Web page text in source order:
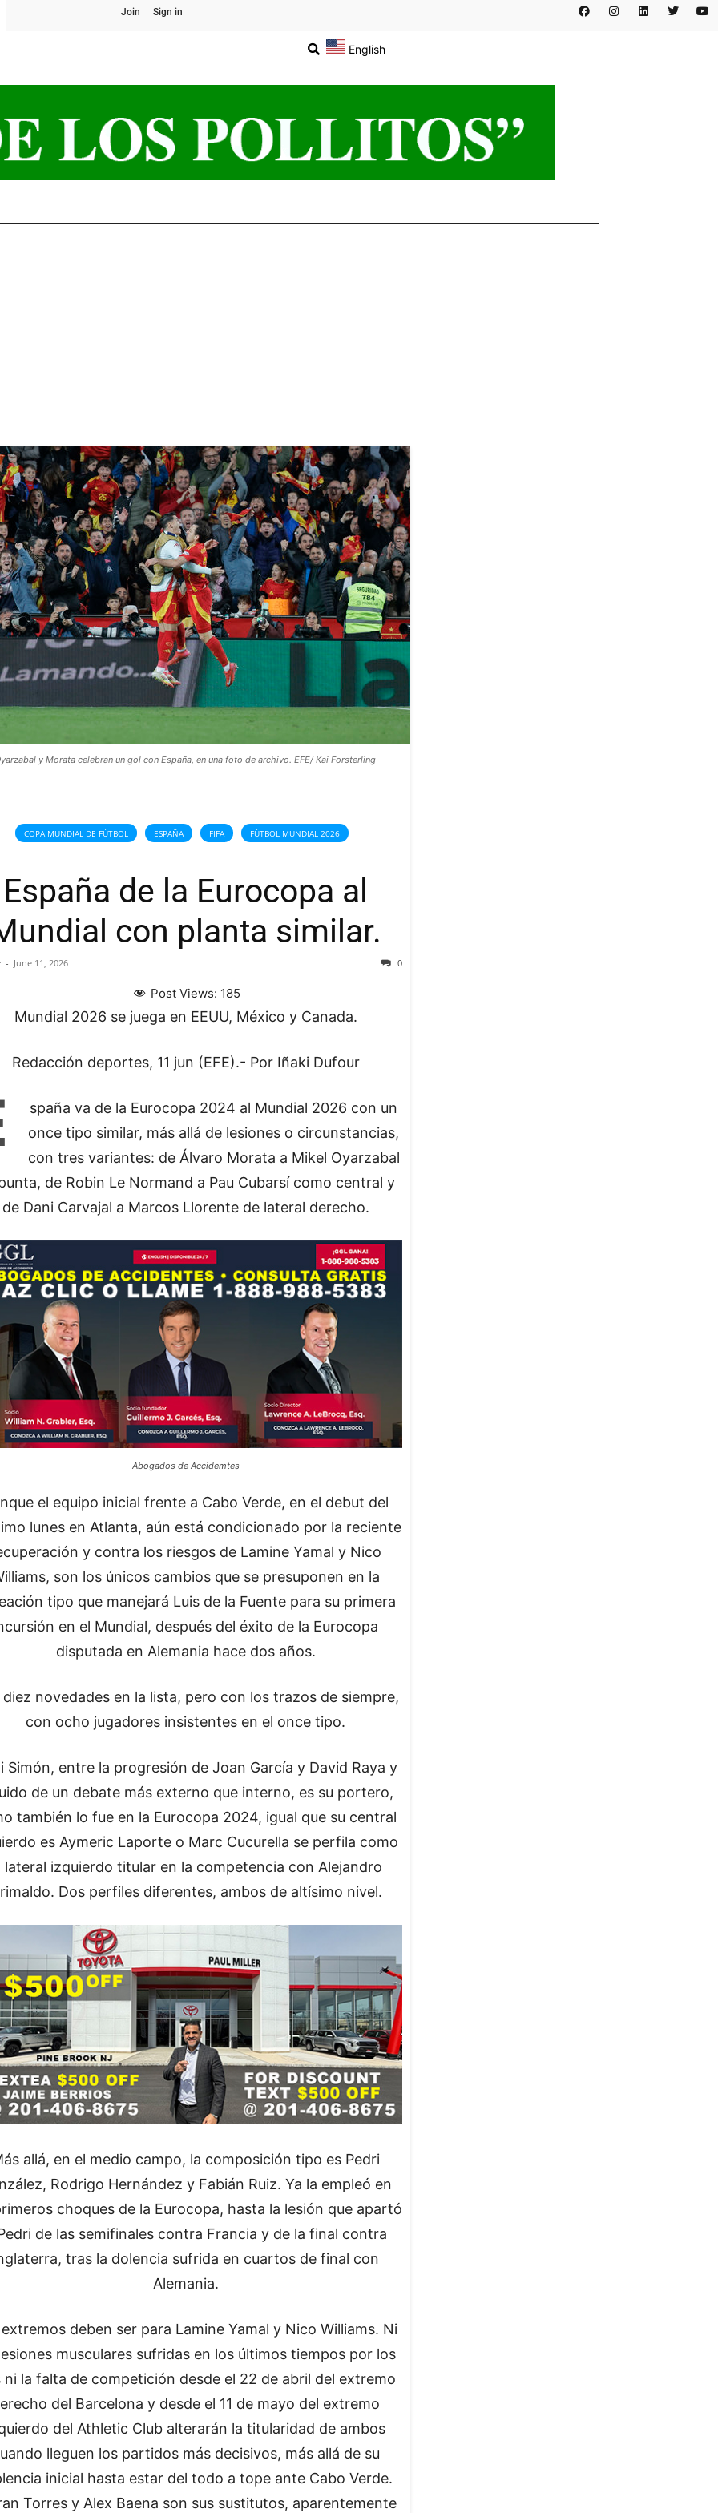
Join Sign in
English
y Morata celebran un gol con España, en una foto de archivo. EFE/ Kai Forsterling
COPA MUNDIAL DE FÚTBOL ESPAÑA FIFA FÚTBOL MUNDIAL 2026
España de la Eurocopa al
con planta similar.
- June 11, 2026 0
Post Views: 185
Mundial 2026 se juega en EEUU, México y Canada.
Redacción deportes, 11 jun (EFE).- Por Iñaki Dufour
spaña va de la Eurocopa 2024 al Mundial 2026 con un
once tipo similar, más allá de lesiones o circunstancias,
con tres variantes: de Álvaro Morata a Mikel Oyarzabal
de Robin Le Normand a Pau Cubarsí como central y
de Dani Carvajal a Marcos Llorente de lateral derecho.
Abogados de Accidemtes
el equipo inicial frente a Cabo Verde, en el debut del
lunes en Atlanta, aún está condicionado por la reciente
y contra los riesgos de Lamine Yamal y Nico
son los únicos cambios que se presuponen en la
tipo que manejará Luis de la Fuente para su primera
en el Mundial, después del éxito de la Eurocopa
disputada en Alemania hace dos años.
diez novedades en la lista, pero con los trazos de siempre,
con ocho jugadores insistentes en el once tipo.
Simón, entre la progresión de Joan García y David Raya y
de un debate más externo que interno, es su portero,
también lo fue en la Eurocopa 2024, igual que su central
es Aymeric Laporte o Marc Cucurella se perfila como
lateral izquierdo titular en la competencia con Alejandro
Dos perfiles diferentes, ambos de altísimo nivel.
allá, en el medio campo, la composición tipo es Pedri
Rodrigo Hernández y Fabián Ruiz. Ya la empleó en
choques de la Eurocopa, hasta la lesión que apartó
de las semifinales contra Francia y de la final contra
tras la dolencia sufrida en cuartos de final con
Alemania.
deben ser para Lamine Yamal y Nico Williams. Ni
musculares sufridas en los últimos tiempos por los
ni la falta de competición desde el 22 de abril del extremo
del Barcelona y desde el 11 de mayo del extremo
del Athletic Club alterarán la titularidad de ambos
lleguen los partidos más decisivos, más allá de su
inicial hasta estar del todo a tope ante Cabo Verde.
Torres y Alex Baena son sus sustitutos, aparentemente